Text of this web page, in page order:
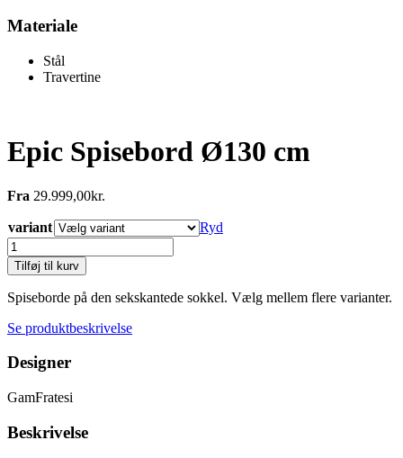
Materiale
Stål
Travertine
Epic Spisebord Ø130 cm
Fra 29.999,00kr.
variant
Ryd
Epic
Spisebord
Ø130
cm
antal
Tilføj til kurv
Spiseborde på den sekskantede sokkel. Vælg mellem flere varianter.
Se produktbeskrivelse
Designer
GamFratesi
Beskrivelse